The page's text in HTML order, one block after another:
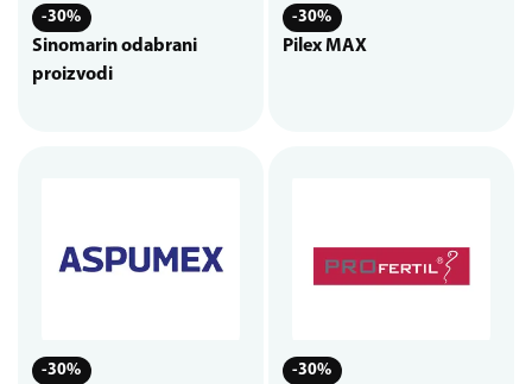
-30%
Sinomarin odabrani
proizvodi
-30%
Pilex MAX
-30% -30%